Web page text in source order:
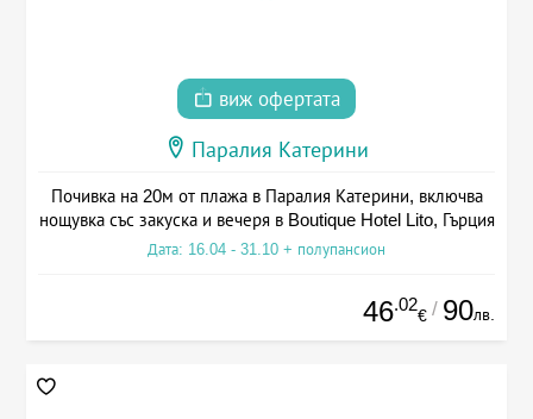
виж офертата
Паралия Катерини
Почивка на 20м от плажа в Паралия Катерини, включва
нощувка със закуска и вечеря в Boutique Hotel Lito, Гърция
Дата: 16.04 - 31.10 + полупансион
46.02
€ / 90лв.